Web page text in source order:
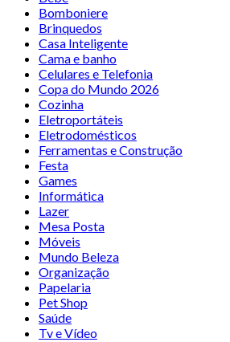
Bomboniere
Brinquedos
Casa Inteligente
Cama e banho
Celulares e Telefonia
Copa do Mundo 2026
Cozinha
Eletroportáteis
Eletrodomésticos
Ferramentas e Construção
Festa
Games
Informática
Lazer
Mesa Posta
Móveis
Mundo Beleza
Organização
Papelaria
Pet Shop
Saúde
Tv e Vídeo